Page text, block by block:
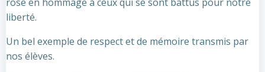
liberté.
Un bel exemple de respect et de mémoire transmis par
nos élèves.